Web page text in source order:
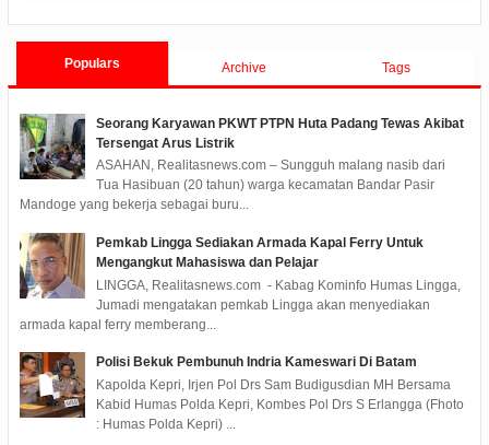
Populars Archive Tags
Seorang Karyawan PKWT PTPN Huta Padang Tewas Akibat
Tersengat Arus Listrik
ASAHAN, Realitasnews.com – Sungguh malang nasib dari
Tua Hasibuan (20 tahun) warga kecamatan Bandar Pasir
Mandoge yang bekerja sebagai buru...
Pemkab Lingga Sediakan Armada Kapal Ferry Untuk
Mengangkut Mahasiswa dan Pelajar
LINGGA, Realitasnews.com - Kabag Kominfo Humas Lingga,
Jumadi mengatakan pemkab Lingga akan menyediakan
armada kapal ferry memberang...
Polisi Bekuk Pembunuh Indria Kameswari Di Batam
Kapolda Kepri, Irjen Pol Drs Sam Budigusdian MH Bersama
Kabid Humas Polda Kepri, Kombes Pol Drs S Erlangga (Fhoto
: Humas Polda Kepri) ...